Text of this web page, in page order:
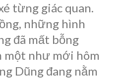
từng giác quan.
những hình
đã mất bỗng
một như mới hôm
Dũng đang nằm